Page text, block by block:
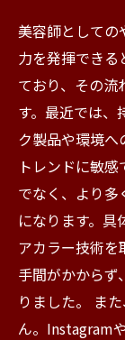
美容師としての
力を発揮できる
ており、その流
す。最近では、
ク製品や環境へ
トレンドに敏
でなく、より多
になります。具
アカラー技術を
手間がかからず
りました。 ま
ん。Instagram